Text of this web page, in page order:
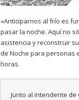
«Anticiparnos al frío es
pasar la noche. Aquí no
asistencia y reconstruir
de Noche para personas
horas.
Junto al intendente de